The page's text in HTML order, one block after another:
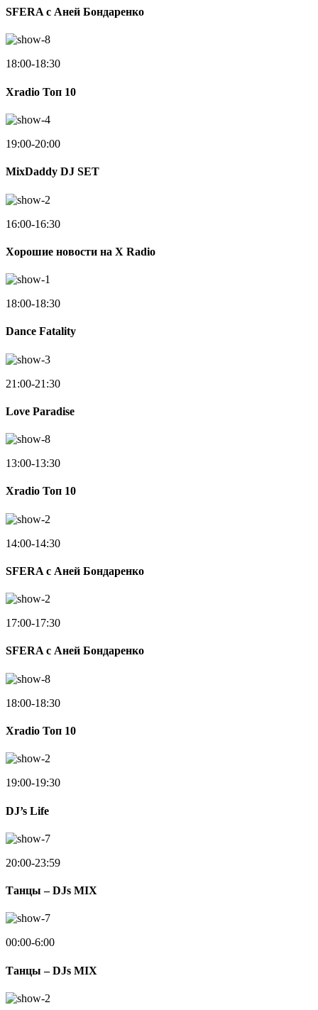
SFERA с Аней Бондаренко
18:00-18:30
Xradio Топ 10
19:00-20:00
MixDaddy DJ SET
16:00-16:30
Хорошие новости на X Radio
18:00-18:30
Dance Fatality
21:00-21:30
Love Paradise
13:00-13:30
Xradio Топ 10
14:00-14:30
SFERA с Аней Бондаренко
17:00-17:30
SFERA с Аней Бондаренко
18:00-18:30
Xradio Топ 10
19:00-19:30
DJ’s Life
20:00-23:59
Танцы – DJs MIX
00:00-6:00
Танцы – DJs MIX